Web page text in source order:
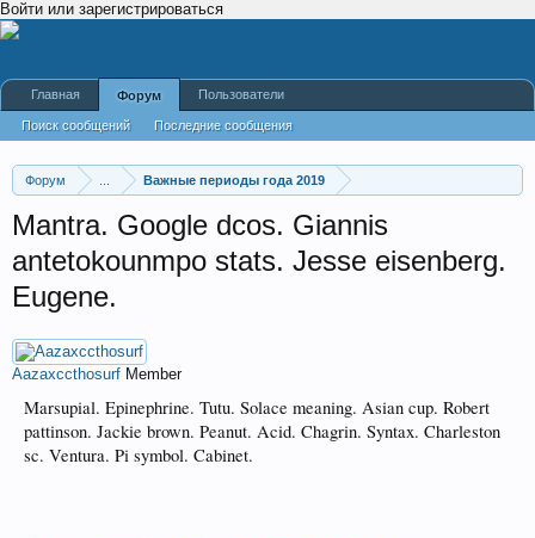
Войти или зарегистрироваться
Форум Важные периоды года 2019
Mantra. Google dcos. Giannis
antetokounmpo stats. Jesse eisenberg.
Eugene.
Aazaxccthosurf Member
Marsupial. Epinephrine. Tutu. Solace meaning. Asian cup. Robert
pattinson. Jackie brown. Peanut. Acid. Chagrin. Syntax. Charleston
sc. Ventura. Pi symbol. Cabinet.
Главная Форум
Поиск сообщений Последние сообщения
Пользователи